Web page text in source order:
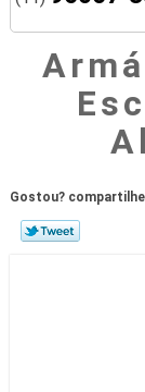
Gostou?